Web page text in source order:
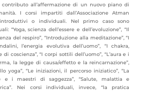
contributo all’affermazione di un nuovo piano di
I
corsi impartiti dall’Associazione Atman
introduttivi o individuali. Nel primo caso sono
“Yoga, scienza dell’essere e dell’evoluzione”, “Il
del respiro”, “Introduzione alla meditazione”, “I
l’energia evolutiva dell’uomo”, “I chakra,
coscienza”, “I corpi sottili dell’uomo”, “L’aura e i
la legge di causa/effetto e la reincarnazione”,
yoga”, “Le iniziazioni, il percorso iniziatico”, “La
e i maestri di saggezza”, “Salute, malattia e
Nei corsi individuali, invece, “la pratica